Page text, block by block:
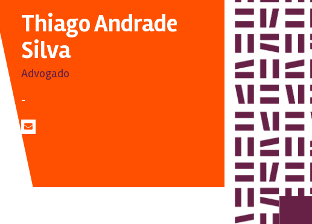
Thiago Andrade
Silva
Advogado
-